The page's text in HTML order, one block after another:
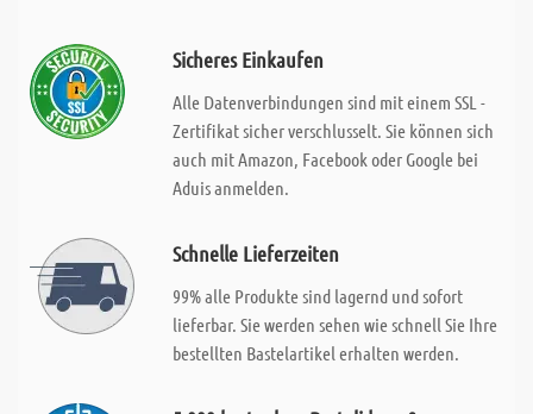
Sicheres Einkaufen
Alle Datenverbindungen sind mit einem SSL -
Zertifikat sicher verschlusselt. Sie können sich
auch mit Amazon, Facebook oder Google bei
Aduis anmelden.
Schnelle Lieferzeiten
99% alle Produkte sind lagernd und sofort
lieferbar. Sie werden sehen wie schnell Sie Ihre
bestellten Bastelartikel erhalten werden.